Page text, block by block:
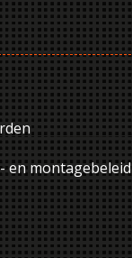
en montagebeleid